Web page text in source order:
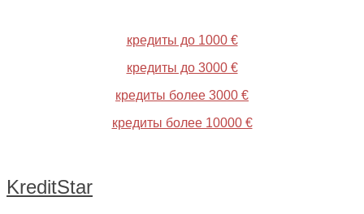
кредиты до 1000 €
кредиты до 3000 €
кредиты более 3000 €
кредиты более 10000 €
KreditStar